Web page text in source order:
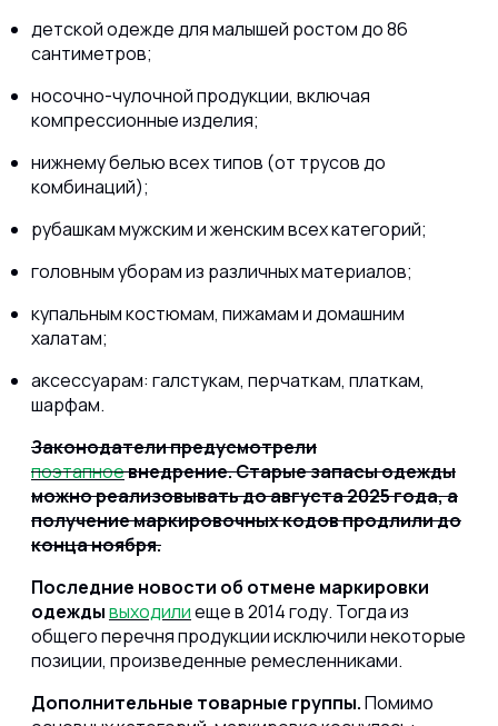
детской одежде для малышей ростом до 86
сантиметров;
носочно-чулочной продукции, включая
компрессионные изделия;
нижнему белью всех типов (от трусов до
комбинаций);
рубашкам мужским и женским всех категорий;
головным уборам из различных материалов;
купальным костюмам, пижамам и домашним
халатам;
аксессуарам: галстукам, перчаткам, платкам,
шарфам.
Законодатели предусмотрели
поэтапноевнедрение. Старые запасы одежды
можно реализовывать до августа 2025 года, а
получение маркировочных кодов продлили до
конца ноября.
Последние новости об отмене маркировки
одеждывыходилиеще в 2014 году. Тогда из
общего перечня продукции исключили некоторые
позиции, произведенные ремесленниками.
Дополнительные товарные группы.Помимо